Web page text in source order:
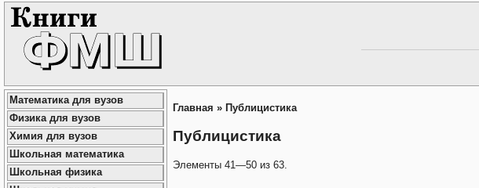
Математика для вузов
Физика для вузов
Химия для вузов
Школьная математика
Школьная физика
Главная » Публицистика
Публицистика
Элементы 41—50 из 63.